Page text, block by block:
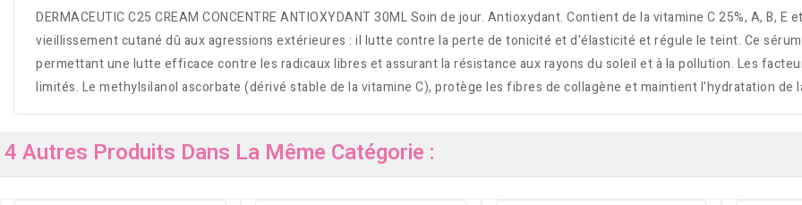
DERMACEUTIC C25 CREAM CONCENTRE ANTIOXYDANT 30ML Soin de jour. Antioxydant. Contient de la vitamine C 25%, A, B,
vieillissement cutané dû aux agressions extérieures : il lutte contre la perte de tonicité et d'élasticité et régule le teint. Ce
permettant une lutte efficace contre les radicaux libres et assurant la résistance aux rayons du soleil et à la pollution. Les
limités. Le methylsilanol ascorbate (dérivé stable de la vitamine C), protège les fibres de collagène et maintient l'hydratation de
4 Autres Produits Dans La Même Catégorie :